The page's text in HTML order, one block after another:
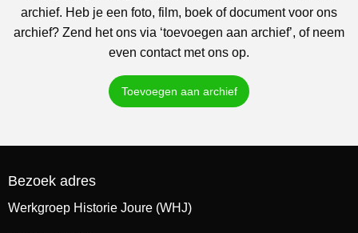
archief. Heb je een foto, film, boek of document voor ons
archief? Zend het ons via ‘toevoegen aan archief’, of neem
even contact met ons op.
Toevoegen aan archief
Bezoek adres
Werkgroep Historie Joure (WHJ)